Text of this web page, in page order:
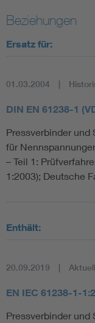
Beziehungen
Ersatz für:
01.03.2004
DIN EN 61238-1
Pressverbinder und
für
– Teil 1:
1:2003); Deutsche
Enthält:
20.09.2019 Aktuell
EN IEC 61238-1-
Pressverbinder und